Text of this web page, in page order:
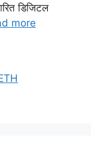
डिजिटल
more